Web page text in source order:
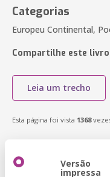
Categorias
Europeu Continental,
Compartilhe este livro
Leia um trecho
Esta página foi vista 1368
Versão
impressa